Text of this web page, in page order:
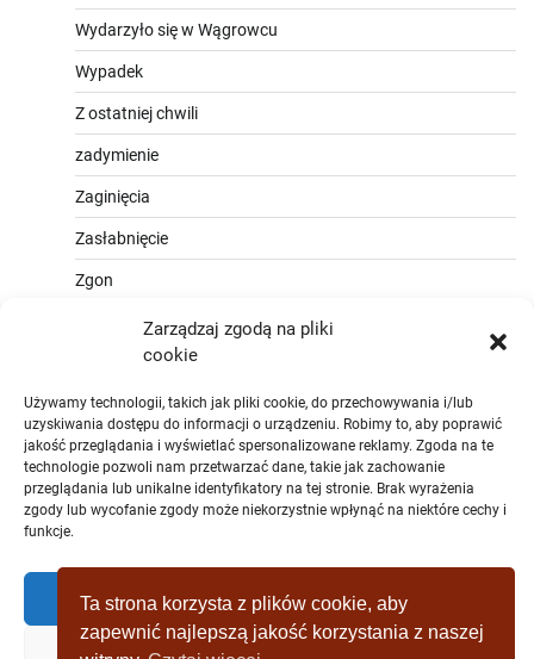
Zarządzaj zgodą na pliki
cookie
Używamy technologii, takich jak pliki cookie, do przechowywania i/lub
uzyskiwania dostępu do informacji o urządzeniu. Robimy to, aby poprawić
jakość przeglądania i wyświetlać spersonalizowane reklamy. Zgoda na te
technologie pozwoli nam przetwarzać dane, takie jak zachowanie
przeglądania lub unikalne identyfikatory na tej stronie. Brak wyrażenia
zgody lub wycofanie zgody może niekorzystnie wpłynąć na niektóre cechy i
funkcje.
Zaakceptować
Zaprzeczyć
Wydarzyło się w Wągrowcu
Wypadek
Z ostatniej chwili
zadymienie
Zaginięcia
Zasłabnięcie
Zgon
Ta strona korzysta z plików cookie, aby
zapewnić najlepszą jakość korzystania z naszej